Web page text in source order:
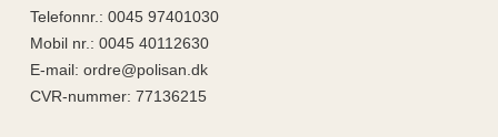
Telefonnr. : 0045 97401030
Mobil nr. : 0045 40112630
E-mail: ordre@polisan.dk
CVR-nummer: 77136215